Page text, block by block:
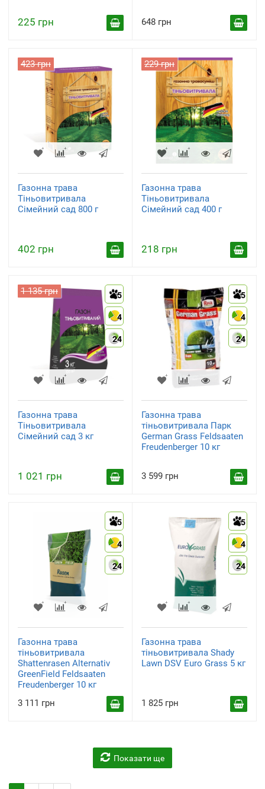
225 грн 648 грн
423 грн
Газонна трава
Тіньовитривала
Сімейний сад 800 г
402 грн
229 грн
Газонна трава
Тіньовитривала
Сімейний сад 400 г
218 грн
5
4
24
1 135 грн
Газонна трава
Тіньовитривала
Сімейний сад 3 кг
1 021 грн
5
4
24
Газонна трава
тіньовитривала Парк
German Grass Feldsaaten
Freudenberger 10 кг
3 599 грн
5
4
24
Газонна трава
тіньовитривала
Shattenrasen Alternativ
GreenField Feldsaaten
Freudenberger 10 кг
3 111 грн
5
4
24
Газонна трава
тіньовитривала Shady
Lawn DSV Euro Grass 5 кг
1 825 грн
Показати ще